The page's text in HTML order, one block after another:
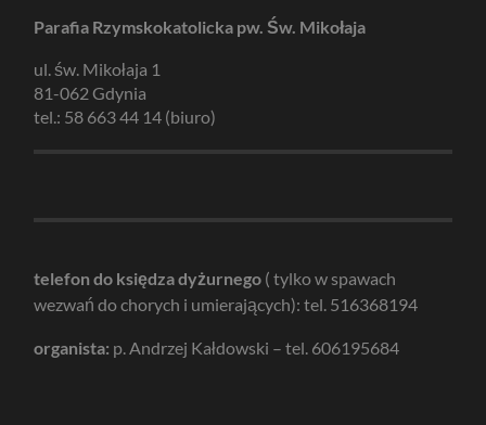
Parafia Rzymskokatolicka pw. Św. Mikołaja
ul. św. Mikołaja 1
81-062 Gdynia
tel.: 58 663 44 14 (biuro)
telefon do księdza dyżurnego ( tylko w spawach
wezwań do chorych i umierających): tel. 516368194
organista: p. Andrzej Kałdowski – tel. 606195684